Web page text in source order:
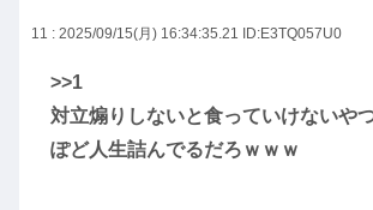
11 : 2025/09/15(月) 16:34:35.21 ID:E3TQ057U0
>>1
対立煽りしないと食っていけないや
ぽど人生詰んでるだろｗｗｗ